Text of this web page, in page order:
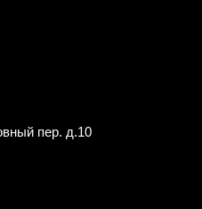
пер. д.10